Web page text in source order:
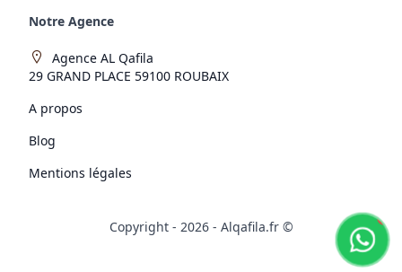
Notre Agence
Agence AL Qafila
29 GRAND PLACE 59100 ROUBAIX
A propos
Blog
Mentions légales
Copyright - 2026- Alqafila.fr ©